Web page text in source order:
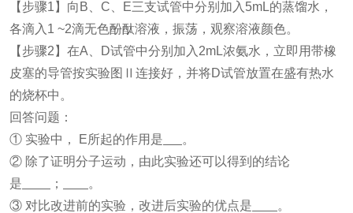
【步骤1】向B、C、E三支试管中分别加入5mL的蒸馏水，
各滴入1 ~2滴无色酚酞溶液，振荡，观察溶液颜色。
【步骤2】在A、D试管中分别加入2mL浓氨水，立即用带橡
皮塞的导管按实验图Ⅱ连接好，并将D试管放置在盛有热水
的烧杯中。
回答问题：
① 实验中， E所起的作用是
。
② 除了证明分子运动，由此实验还可以得到的结论
是
；
。
③ 对比改进前的实验，改进后实验的优点是
。